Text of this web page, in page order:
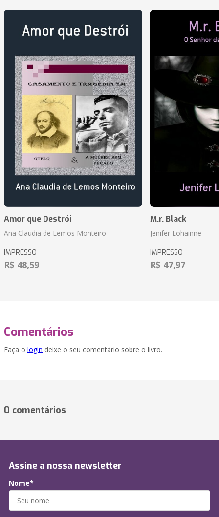
Amor que Destrói
Ana Claudia de Lemos Monteiro
IMPRESSO
R$ 48,59
M.r. Black
Jenifer Lohainne
IMPRESSO
R$ 47,97
Comentários
Faça o login deixe o seu comentário sobre o livro.
0 comentários
Assine a nossa newsletter
Nome*